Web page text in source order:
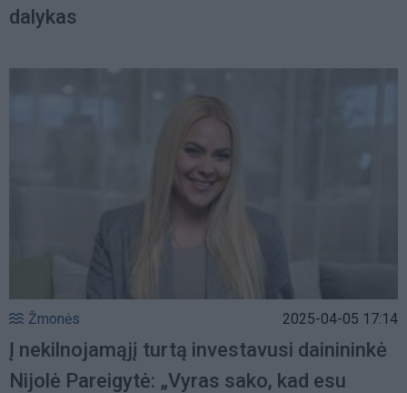
dalykas
Žmonės 2025-04-05 17:14
Į nekilnojamąjį turtą investavusi dainininkė
Nijolė Pareigytė: „Vyras sako, kad esu